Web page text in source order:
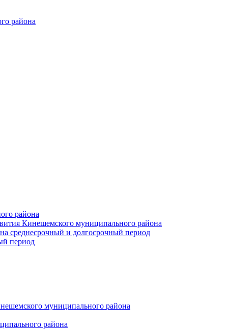
района
района
Кинешемского муниципального района
среднесрочный и долгосрочный период
период
муниципального района
района